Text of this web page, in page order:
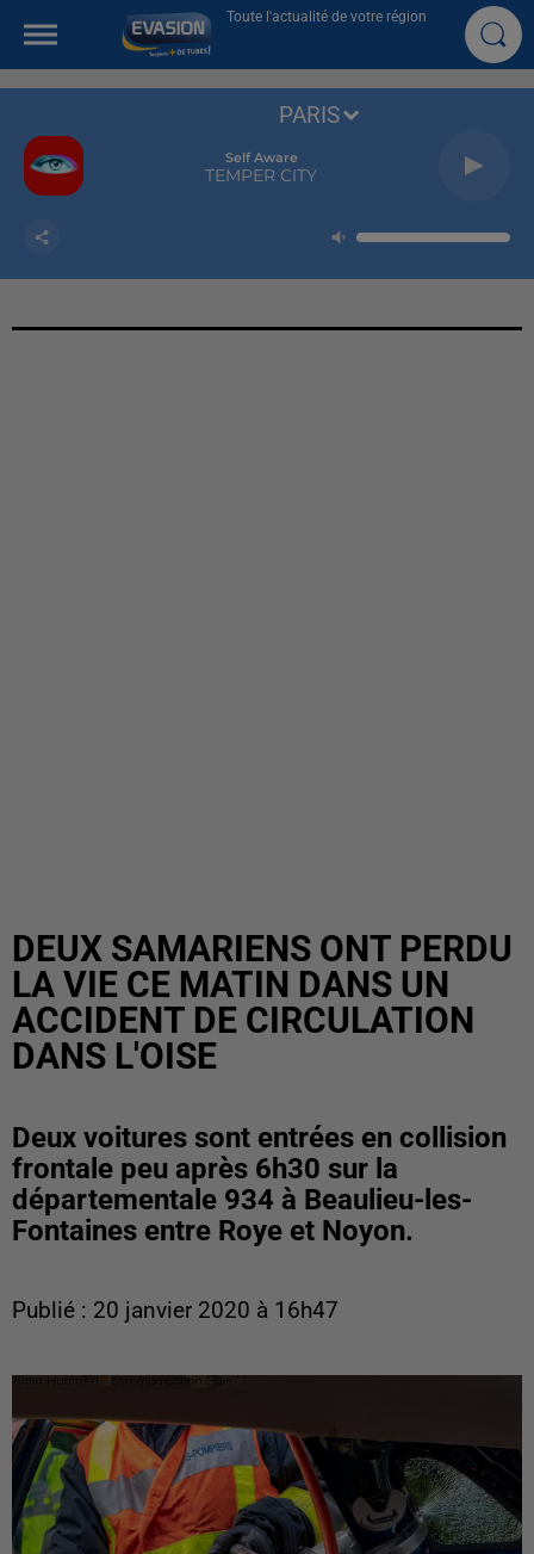
Toute l'actualité de votre région
Self Aware
TEMPER CITY
PARIS
DEUX SAMARIENS ONT PERDU
LA VIE CE MATIN DANS UN
ACCIDENT DE CIRCULATION
DANS L'OISE
Deux voitures sont entrées en collision
frontale peu après 6h30 sur la
départementale 934 à Beaulieu-les-
Fontaines entre Roye et Noyon.
Publié : 20 janvier 2020 à 16h47